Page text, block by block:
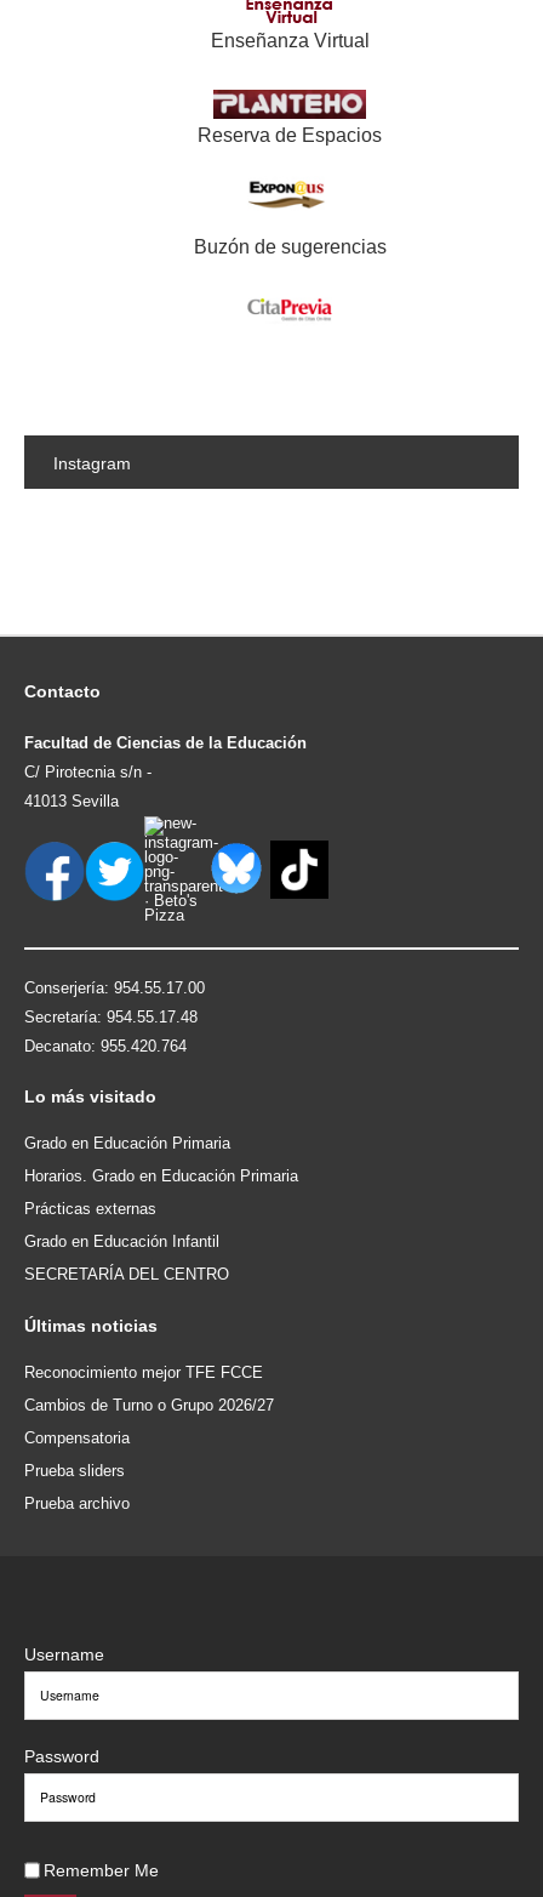
Enseñanza Virtual
Reserva de Espacios
Buzón de sugerencias
Instagram
Contacto
Facultad de Ciencias de la Educación
C/ Pirotecnia s/n -
41013 Sevilla
Conserjería: 954.55.17.00
Secretaría: 954.55.17.48
Decanato: 955.420.764
Lo más visitado
Grado en Educación Primaria
Horarios. Grado en Educación Primaria
Prácticas externas
Grado en Educación Infantil
SECRETARÍA DEL CENTRO
Últimas noticias
Reconocimiento mejor TFE FCCE
Cambios de Turno o Grupo 2026/27
Compensatoria
Prueba sliders
Prueba archivo
Username
Password
Remember Me